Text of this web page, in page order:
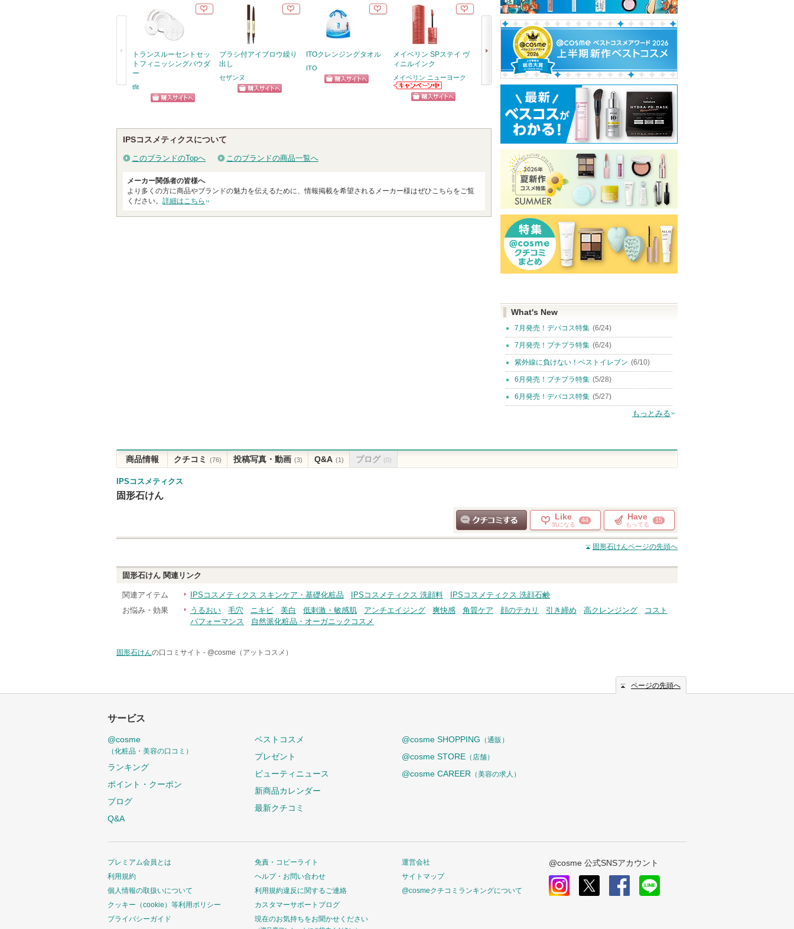
トランスルーセントセッ
トフィニッシングパウダ
ー
tfit
ブラシ付アイブロウ繰り
出し
セザンヌ
ITOクレンジングタオル
ITO
メイベリン SPステイ ヴ
ィニルインク
メイベリン ニューヨーク
メイベリン ニュ
ーヨークからの
プリマヴィスタ EXマッ
トパウダー 超オイリー肌
プリマヴィスタ
プリマヴィスタ
からのお知らせ
があります
フィーノ プレミアムタ
ル
フィーノ
フィーノからの
お知らせがあり
ます
ショッピン
グサイトへ
by365 パウダリーUVジ
ナリスアップ
IPSコスメティクスについて
このブランドのTopへ このブランドの商品一覧へ
メーカー関係者の皆様へ
より多くの方に商品やブランドの魅力を伝えるために、情報掲載を希望されるメーカー様はぜひこちらをご覧
ください。 詳細はこちら
What's New
7月発売！デパコス特集 (6/24)
7月発売！プチプラ特集 (6/24)
紫外線に負けない！ベストイレブン (6/10)
6月発売！プチプラ特集 (5/28)
6月発売！デパコス特集 (5/27)
もっとみる
商品情報 クチコミ (76) 投稿写真・動画 (3) Q&A (1) ブログ (0)
IPSコスメティクス
固形石けん
クチコミする
Like
気になる
44 Have
もってる
15
固形石けんページの先頭へ
固形石けん 関連リンク
関連アイテム IPSコスメティクス スキンケア・基礎化粧品 IPSコスメティクス 洗顔料
IPSコスメティクス 洗顔石鹸
お悩み・効果
うるおい 毛穴 ニキビ 美白 低刺激・敏感肌 アンチエイジング 爽快感 角質ケア 顔のテカリ 引き締め 高クレンジング
コスト
パフォーマンス
自然派化粧品・オーガニックコスメ
固形石けんの口コミサイト - @cosme（アットコスメ）
ページの先頭へ
サービス
@cosme
（化粧品・美容の口コミ）
ランキング
ポイント・クーポン
ブログ
Q&A
ベストコスメ
プレゼント
ビューティニュース
新商品カレンダー
最新クチコミ
@cosme SHOPPING （通販）
@cosme STORE （店舗）
@cosme CAREER （美容の求人）
プレミアム会員とは
利用規約
個人情報の取扱いについて
クッキー（cookie）等利用ポリシー
プライバシーガイド
免責・コピーライト
ヘルプ・お問い合わせ
利用規約違反に関するご連絡
カスタマーサポートブログ
現在のお気持ちをお聞かせください
運営会社
サイトマップ
@cosmeクチコミランキングについて
@cosme 公式SNSアカウント